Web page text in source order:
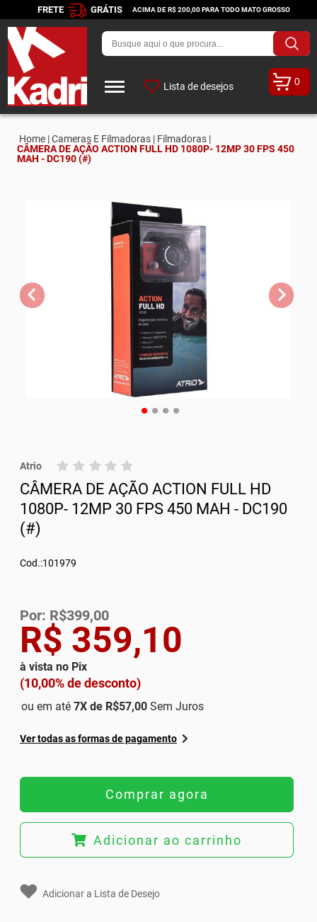
FRETE GRÁTIS ACIMA DE R$ 200,00 PARA TODO MATO GROSSO
Lista de desejos 0
Home |Cameras E Filmadoras | Filmadoras |
CÂMERA DE AÇÃO ACTION FULL HD 1080P- 12MP 30 FPS 450
MAH - DC190 (#)
Atrio
CÂMERA DE AÇÃO ACTION FULL HD
1080P- 12MP 30 FPS 450 MAH - DC190
(#)
Cod.:101979
R$ 359,10
à vista no Pix
(10,00% de desconto)
Por: R$399,00
ou em até 7X de R$57,00 Sem Juros
Ver todas as formas de pagamento
Comprar agora
Adicionar ao carrinho
Adicionar a Lista de Desejo